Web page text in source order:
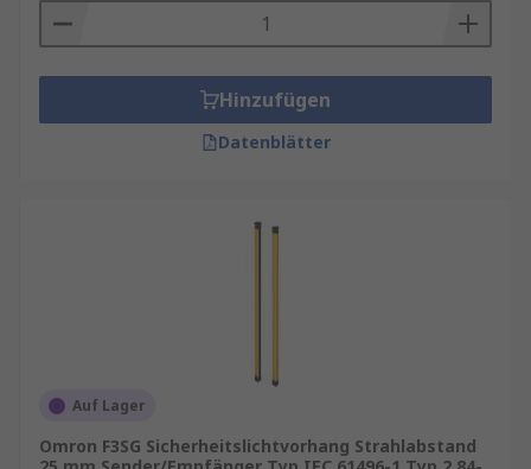
Hinzufügen
Datenblätter
Auf Lager
Omron F3SG Sicherheitslichtvorhang Strahlabstand